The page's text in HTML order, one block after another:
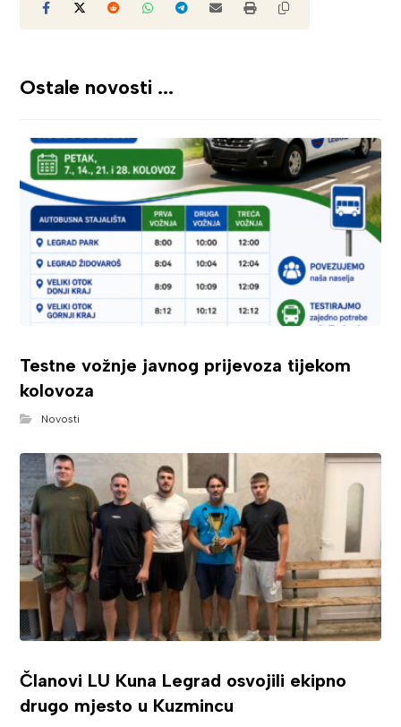
Ostale novosti ...
Testne vožnje javnog prijevoza tijekom
kolovoza
Novosti
Članovi LU Kuna Legrad osvojili ekipno
drugo mjesto u Kuzmincu